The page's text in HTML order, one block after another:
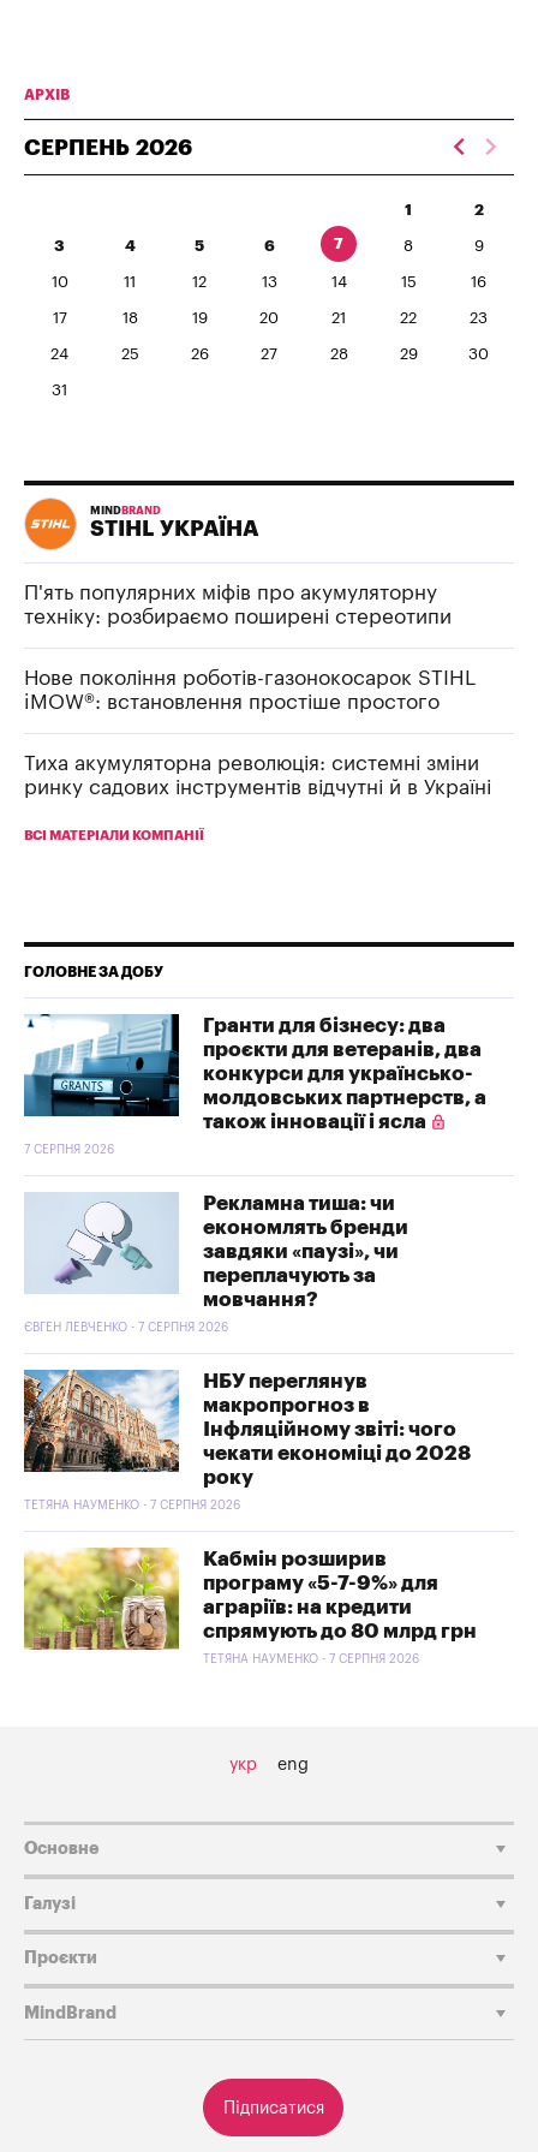
АРХІВ
СЕРПЕНЬ 2026
1 2
3 4 5 6 7 8 9
10 11 12 13 14 15 16
17 18 19 20 21 22 23
24 25 26 27 28 29 30
31
MIND BRAND
STIHL УКРАЇНА
П'ять популярних міфів про акумуляторну
техніку: розбираємо поширені стереотипи
Нове покоління роботів-газонокосарок STIHL
iMOW®: встановлення простіше простого
Тиха акумуляторна революція: системні зміни
ринку садових інструментів відчутні й в Україні
ВСІ МАТЕРІАЛИ КОМПАНІЇ
ГОЛОВНЕ ЗА ДОБУ
Гранти для бізнесу: два
проєкти для ветеранів, два
конкурси для українсько-
молдовських партнерств, а
також інновації і ясла
7 СЕРПНЯ 2026
Рекламна тиша: чи
економлять бренди
завдяки «паузі», чи
переплачують за
мовчання?
ЄВГЕН ЛЕВЧЕНКО - 7 СЕРПНЯ 2026
НБУ переглянув
макропрогноз в
Інфляційному звіті: чого
чекати економіці до 2028
року
ТЕТЯНА НАУМЕНКО - 7 СЕРПНЯ 2026
Кабмін розширив
програму «5-7-9%» для
аграріїв: на кредити
спрямують до 80 млрд грн
ТЕТЯНА НАУМЕНКО - 7 СЕРПНЯ 2026
укр eng
Підписатися
Основне
Галузі
Проєкти
MindBrand